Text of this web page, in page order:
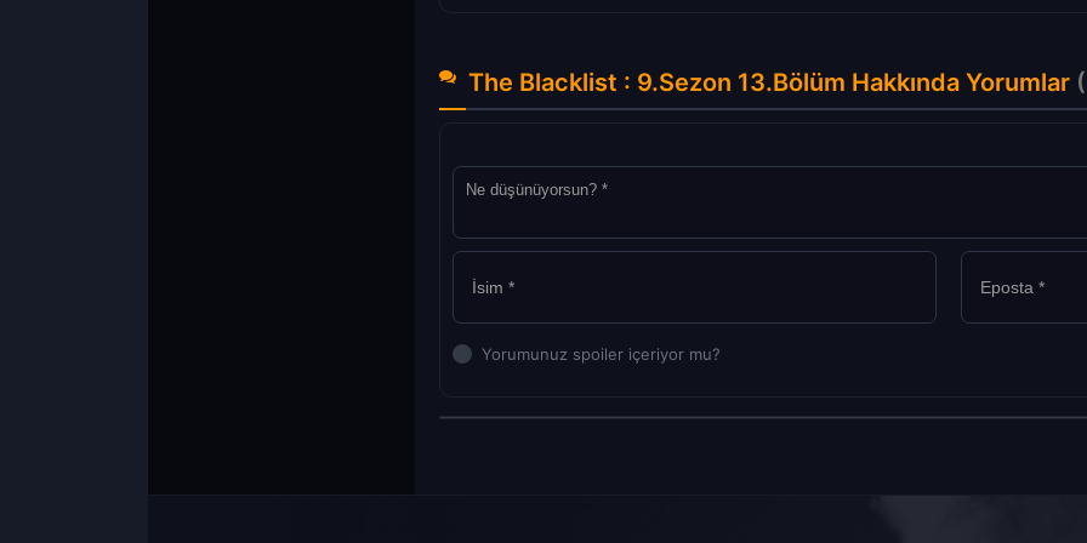
The Blacklist : 9.Sezon 13.Bölüm Hakkında Yorumlar
Yorumunuz spoiler içeriyor mu?